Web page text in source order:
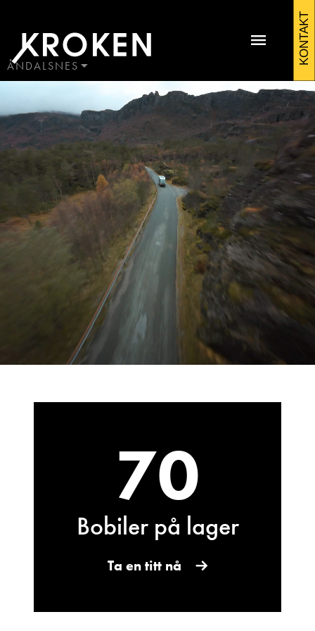
andalsnes
ÅNDALSNES
HAUGALAND
ÅLESUND
ÅNDALSNES
KONTAKT
Kontakt Åndalsnes
Ole Johan Wenge
Avdelingsleder
Vis epost
Salgssjef
Vis telefon
Vis epost
70
Bobiler på lager
Ta en titt nå